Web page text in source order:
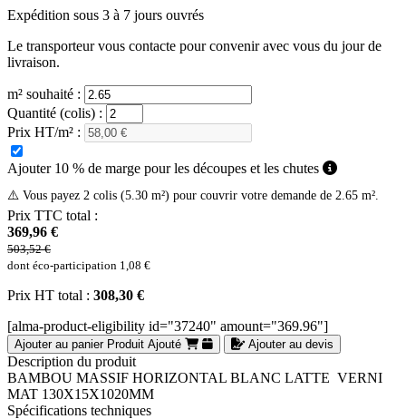
Expédition sous 3 à 7 jours ouvrés
Le transporteur vous contacte pour convenir avec vous du jour de
livraison.
m² souhaité :
Quantité (colis) :
Prix HT/m² :
Ajouter 10 % de marge pour les découpes et les chutes
⚠️ Vous payez 2 colis (5.30 m²) pour couvrir votre demande de 2.65 m².
Prix TTC total :
369,96 €
503,52 €
dont éco-participation 1,08 €
Prix HT total : 308,30 €
[alma-product-eligibility id="37240" amount="369.96"]
Ajouter au panier Produit Ajouté Ajouter au devis
Description du produit
BAMBOU MASSIF HORIZONTAL BLANC LATTE VERNI
MAT 130X15X1020MM
Spécifications techniques